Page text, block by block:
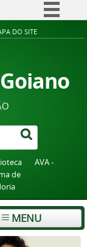
informação
DO SITE
AVA -
de
MENU